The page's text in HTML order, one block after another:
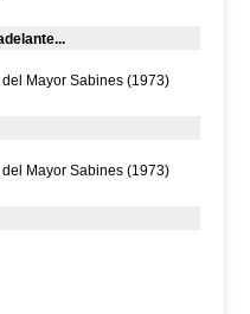
Mayor Sabines (1973)
Mayor Sabines (1973)